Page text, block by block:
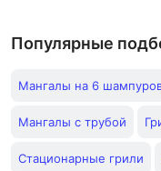
Популярные
Мангалы на 6
Мангалы с трубой
Стационарные грили